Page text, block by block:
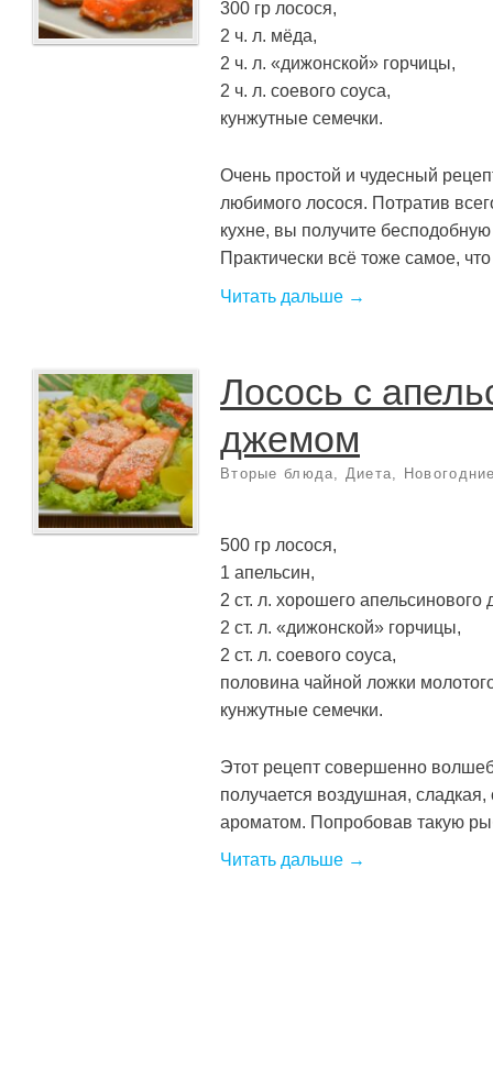
300 гр лосося,
2 ч. л. мёда,
2 ч. л. «дижонской» горчицы,
2 ч. л. соевого соуса,
кунжутные семечки.
Очень простой и чудесный
любимого лосося. Потратив
кухне, вы получите
Практически всё тоже самое,
Читать дальше →
Лосось с
джемом
Вторые блюда Диета
500 гр лосося,
1 апельсин,
2 ст. л. хорошего апельсинового
2 ст. л. «дижонской» горчицы,
2 ст. л. соевого соуса,
половина чайной ложки
кунжутные семечки.
Этот рецепт совершенно
получается воздушная,
ароматом. Попробовав такую
Читать дальше →